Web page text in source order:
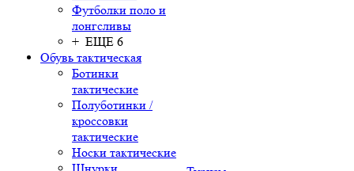
Футболки поло и
лонгсливы
+ ЕЩЕ 6
Обувь тактическая
Ботинки
тактические
Полуботинки /
кроссовки
тактические
Носки тактические